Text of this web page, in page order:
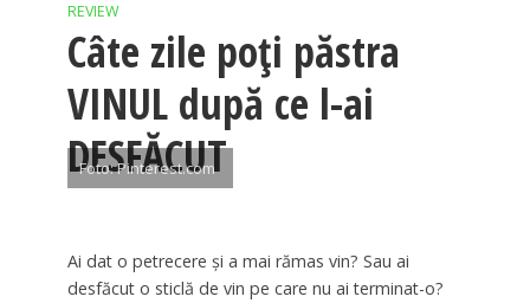
REVIEW
Câte zile poţi păstra
VINUL după ce l-ai
DESFĂCUT
Foto: Pinterest.com
Ai dat o petrecere şi a mai rămas vin? Sau ai
desfăcut o sticlă de vin pe care nu ai terminat-o?